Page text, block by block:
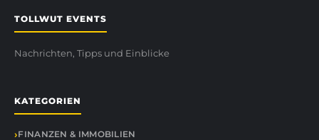
TOLLWUT EVENTS
Nachrichten, Tipps und Einblicke
KATEGORIEN
FINANZEN & IMMOBILIEN